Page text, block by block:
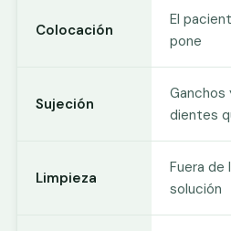
Colocación
El
pone
Sujeción
Ganchos
dientes
Limpieza
Fuera de
solución